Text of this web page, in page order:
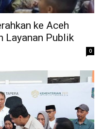
ke Aceh
Layanan Publik
0